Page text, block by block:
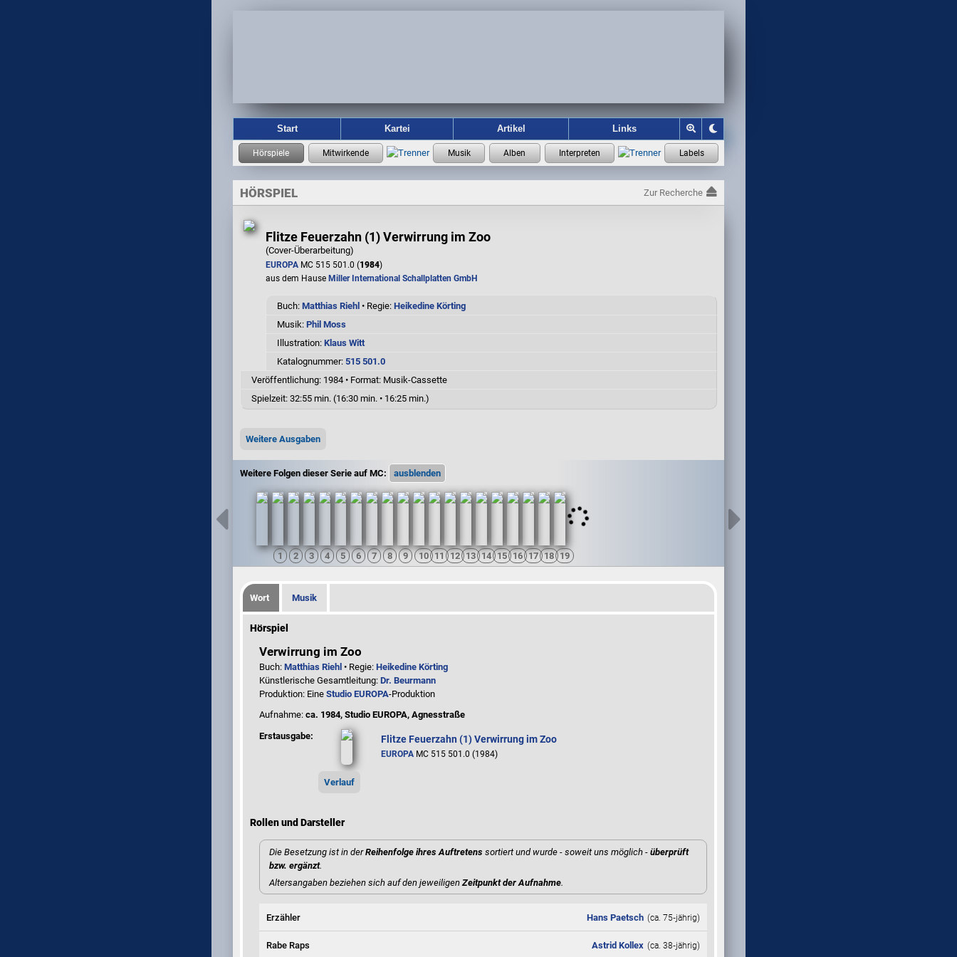
Start Kartei Artikel Links
HÖRSPIEL Zur Recherche
Flitze Feuerzahn (1) Verwirrung im Zoo
(Cover-Überarbeitung)
EUROPA MC 515 501.0 (1984)
aus dem Hause Miller International Schallplatten GmbH
Buch: Matthias Riehl • Regie: Heikedine Körting
Musik: Phil Moss
Illustration: Klaus Witt
Katalognummer: 515 501.0
Veröffentlichung: 1984 • Format: Musik-Cassette
Spielzeit: 32:55 min. (16:30 min. • 16:25 min.)
Weitere Ausgaben
Weitere Folgen dieser Serie auf MC:
Wort Musik
Hörspiel
Verwirrung im Zoo
Buch: Matthias Riehl • Regie: Heikedine Körting
Künstlerische Gesamtleitung: Dr. Beurmann
Produktion: Eine Studio EUROPA-Produktion
Aufnahme: ca. 1984, Studio EUROPA, Agnesstraße
Erstausgabe:
Flitze Feuerzahn (1) Verwirrung im Zoo
EUROPAMC 515 501.0 (1984)
Verlauf
Rollen und Darsteller
Die Besetzung ist in derReihenfolge ihres Auftretens sortiert und wurde - soweit uns möglich - überprüft
bzw. ergänzt.
Altersangaben beziehen sich auf den jeweiligen Zeitpunkt der Aufnahme.
Erzähler Hans Paetsch (ca. 75‑jährig)
Rabe Raps Astrid Kollex (ca. 38‑jährig)